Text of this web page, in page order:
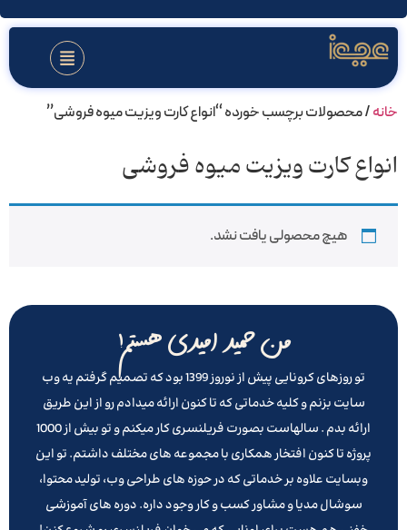
خانه/ محصولات برچسب خورده “انواع کارت ویزیت میوه فروشی”
انواع کارت ویزیت میوه فروشی
هیچ محصولی یافت نشد.
من حمید امیدی هستم!
تو روزهای کرونایی پیش از نوروز 1399 بود که تصمیم گرفتم یه وب
سایت بزنم و کلیه خدماتی که تا کنون ارائه میدادم رو از این طریق
ارائه بدم . سالهاست بصورت فریلنسری کار میکنم و تو بیش از 1000
پروژه تا کنون افتخار همکاری با مجموعه های مختلف داشتم. تو این
وبسایت علاوه بر خدماتی که در حوزه های طراحی وب، تولید محتوا،
سوشال مدیا و مشاور کسب و کار وجود داره. دوره های آموزشی